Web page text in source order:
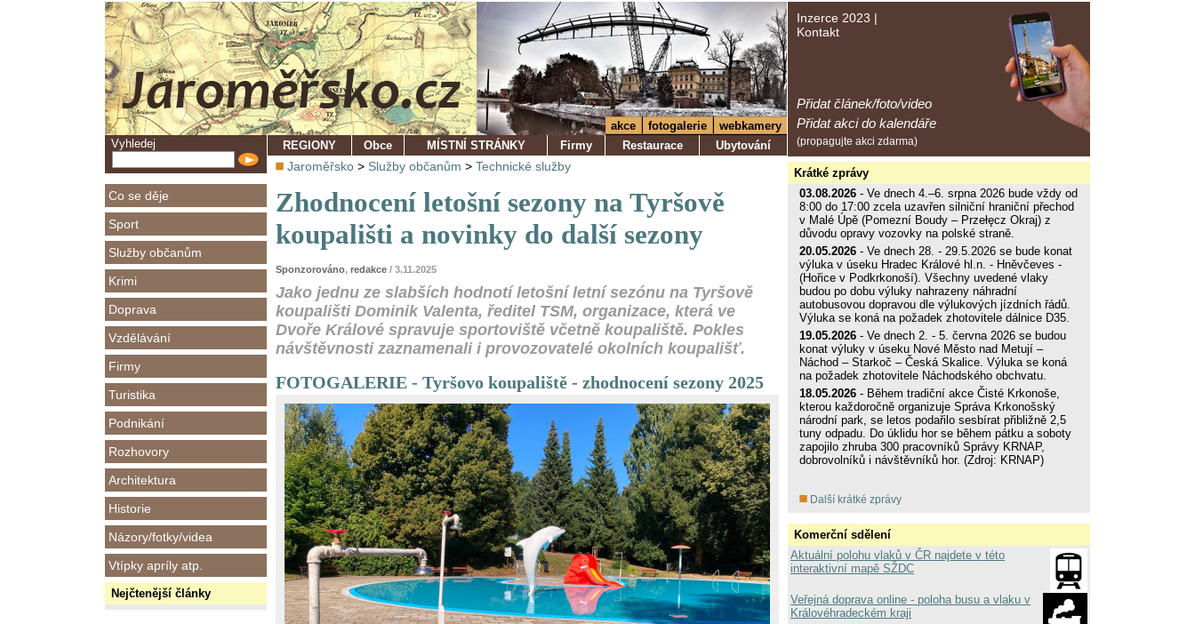
Vyhledej
Co se děje
Sport
Služby občanům
Krimi
Doprava
Vzdělávání
Firmy
Turistika
Podnikání
Rozhovory
Architektura
Historie
Názory/fotky/videa
Vtípky apríly atp.
Nejčtenější články
Inzerce 2023 |
Kontakt
Přidat článek/foto/video
Přidat akci do kalendáře
(propagujte akci zdarma)
akce fotogalerie
webkamery
REGIONY
Obce MÍSTNÍ STRÁNKY Firmy Restaurace Ubytování
Jaroměřsko > Služby občanům > Technické služby
Zhodnocení letošní sezony na Tyršově
koupališti a novinky do další sezony
Sponzorováno, redakce / 3.11.2025
Jako jednu ze slabších hodnotí letošní letní sezónu na Tyršově
koupališti Dominik Valenta, ředitel TSM, organizace, která ve
Dvoře Králové spravuje sportoviště včetně koupaliště. Pokles
návštěvnosti zaznamenali i provozovatelé okolních koupališť.
FOTOGALERIE - Tyršovo koupaliště - zhodnocení sezony 2025
Krátké zprávy
03.08.2026 - Ve dnech 4.–6. srpna 2026 bude vždy od
8:00 do 17:00 zcela uzavřen silniční hraniční přechod
v Malé Úpě (Pomezní Boudy – Przełęcz Okraj) z
důvodu opravy vozovky na polské straně.
20.05.2026 - Ve dnech 28. - 29.5.2026 se bude konat
výluka v úseku Hradec Králové hl.n. - Hněvčeves -
(Hořice v Podkrkonoší). Všechny uvedené vlaky
budou po dobu výluky nahrazeny náhradní
autobusovou dopravou dle výlukových jízdních řádů.
Výluka se koná na požadek zhotovitele dálnice D35.
19.05.2026 - Ve dnech 2. - 5. června 2026 se budou
konat výluky v úseku Nové Město nad Metují –
Náchod – Starkoč – Česká Skalice. Výluka se koná
na požadek zhotovitele Náchodského obchvatu.
18.05.2026 - Během tradiční akce Čisté Krkonoše,
kterou každoročně organizuje Správa Krkonošský
národní park, se letos podařilo sesbírat přibližně 2,5
tuny odpadu. Do úklidu hor se během pátku a soboty
zapojilo zhruba 300 pracovníků Správy KRNAP,
dobrovolníků i návštěvníků hor. (Zdroj: KRNAP)
Další krátké zprávy
Komerční sdělení
Aktuální polohu vlaků v ČR najdete v této
interaktivní mapě SŽDC
Veřejná doprava online - poloha busu a vlaku v
Královéhradeckém kraji